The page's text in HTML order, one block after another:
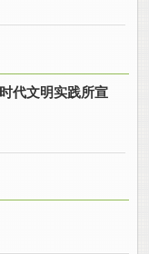
代文明实践所宣